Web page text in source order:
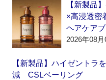
【新製品
×高浸透密
ヘアケア
2026年08
【新製品】ハイゼントラ
減 CSLベーリング